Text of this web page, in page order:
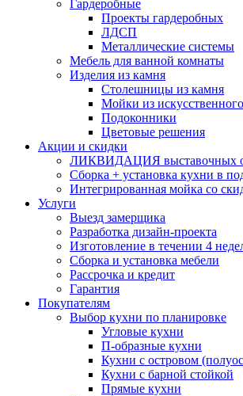
Гардеробные
Проекты гардеробных
ЛДСП
Металлические системы
Мебель для ванной комнаты
Изделия из камня
Столешницы из камня
Мойки из
Подоконники
Цветовые решения
Акции и скидки
ЛИКВИДАЦИЯ выставочных
Сборка + установка кухни в
Интегрированная мойка со
Услуги
Выезд замерщика
Разработка дизайн-проекта
Изготовление в течении 4
Сборка и установка мебели
Рассрочка и кредит
Гарантия
Покупателям
Выбор кухни по планировке
Угловые кухни
П-образные кухни
Кухни с островом
Кухни с барной стойкой
Прямые кухни